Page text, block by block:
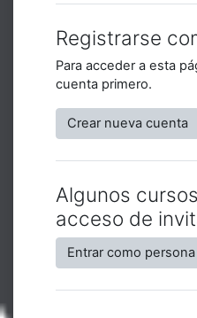
Registrarse
Para acceder a esta
cuenta primero.
Crear nueva cuenta
Algunos
acceso de
Entrar como